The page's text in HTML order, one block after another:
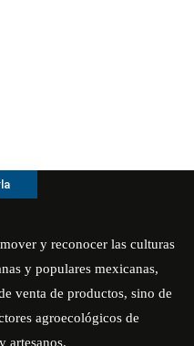
y reconocer las culturas
y populares mexicanas,
venta de productos, sino de
agroecológicos de
artesanos.